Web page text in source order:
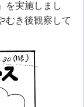
を実施しまし
むき後観察して